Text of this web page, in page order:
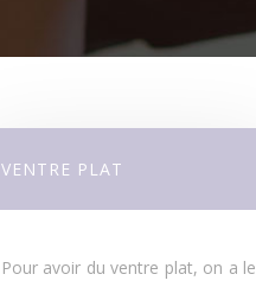
VENTRE PLAT
Pour avoir du ventre plat, on a le